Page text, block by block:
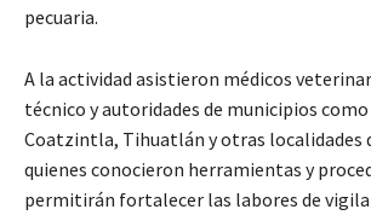
pecuaria.
A la actividad asistieron médicos
técnico y autoridades de municipios
Coatzintla, Tihuatlán y otras localidades
quienes conocieron herramientas y
permitirán fortalecer las labores de